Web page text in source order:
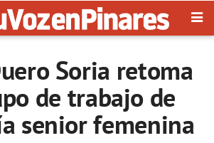
Soria retoma
de trabajo de
senior femenina